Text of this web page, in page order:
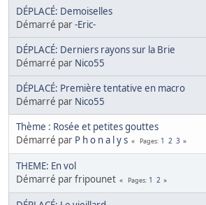
DÉPLACÉ: Demoiselles
Démarré par-Eric-
DÉPLACÉ: Derniers rayons sur la Brie
Démarré par Nico55
DÉPLACÉ: Première tentative en macro
Démarré par Nico55
Thème : Rosée et petites gouttes
Démarré par P h o n a l y s Pages 1 2 3
THEME: En vol
Démarré par fripounet
Pages 1 2